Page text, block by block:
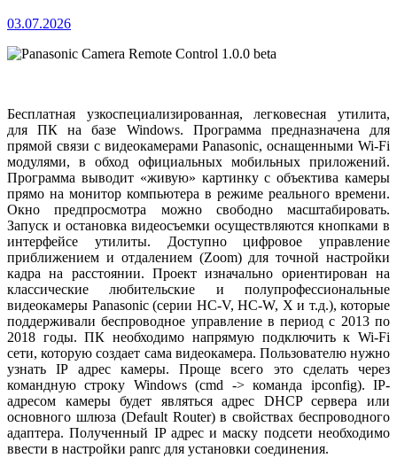
03.07.2026
Бесплатная узкоспециализированная, легковесная утилита,
для ПК на базе Windows. Программа предназначена для
прямой связи с видеокамерами Panasonic, оснащенными Wi-Fi
модулями, в обход официальных мобильных приложений.
Программа выводит «живую» картинку с объектива камеры
прямо на монитор компьютера в режиме реального времени.
Окно предпросмотра можно свободно масштабировать.
Запуск и остановка видеосъемки осуществляются кнопками в
интерфейсе утилиты. Доступно цифровое управление
приближением и отдалением (Zoom) для точной настройки
кадра на расстоянии. Проект изначально ориентирован на
классические любительские и полупрофессиональные
видеокамеры Panasonic (серии HC-V, HC-W, X и т.д.), которые
поддерживали беспроводное управление в период с 2013 по
2018 годы. ПК необходимо напрямую подключить к Wi-Fi
сети, которую создает сама видеокамера. Пользователю нужно
узнать IP адрес камеры. Проще всего это сделать через
командную строку Windows (cmd -> команда ipconfig). IP-
адресом камеры будет являться адрес DHCP сервера или
основного шлюза (Default Router) в свойствах беспроводного
адаптера. Полученный IP адрес и маску подсети необходимо
ввести в настройки panrc для установки соединения.